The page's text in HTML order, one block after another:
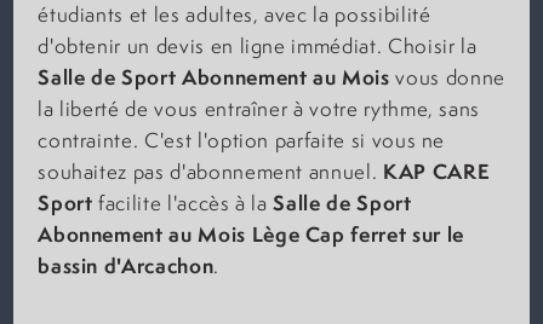
étudiants et les adultes, avec la possibilité
d'obtenir un devis en ligne immédiat. Choisir la
Salle de Sport Abonnement au Mois vous donne
la liberté de vous entraîner à votre rythme, sans
contrainte. C'est l'option parfaite si vous ne
souhaitez pas d'abonnement annuel. KAP CARE
Sport facilite l'accès à laSalle de Sport
Abonnement au Mois Lège Cap ferret sur le
bassin d'Arcachon.